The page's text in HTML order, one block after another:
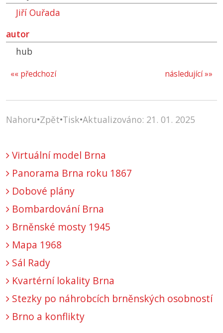
Jiří Ouřada
autor
hub
následující »»
«« předchozí
Nahoru•Zpět•Tisk•Aktualizováno: 21. 01. 2025
Virtuální model Brna
Panorama Brna roku 1867
Dobové plány
Bombardování Brna
Brněnské mosty 1945
Mapa 1968
Sál Rady
Kvartérní lokality Brna
Stezky po náhrobcích brněnských osobností
Brno a konflikty